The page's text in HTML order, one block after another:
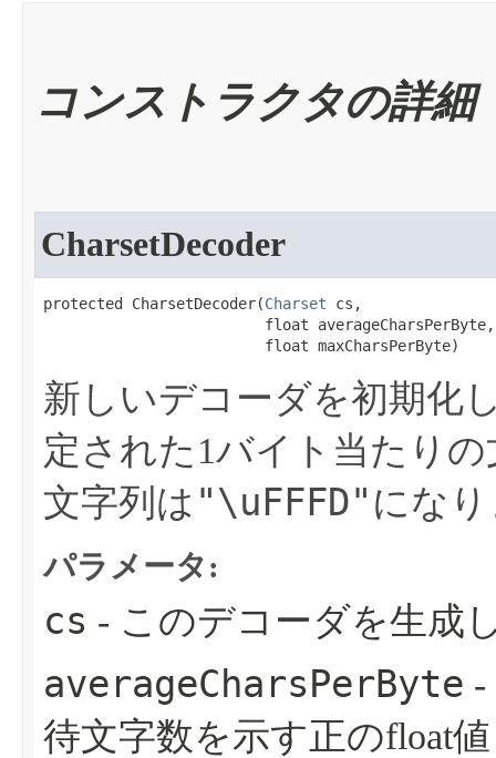
コンストラクタの詳細
CharsetDecoder
protected CharsetDecoder​(Charset cs,
                         float averageCharsPerByte,
                         float maxCharsPerByte)
新しいデコーダを初期化
定された1バイト当たり
文字列は "\uFFFD" にな
パラメータ:
cs - このデコーダを生成
averageCharsPerByte -
待文字数を示す正のfloat値